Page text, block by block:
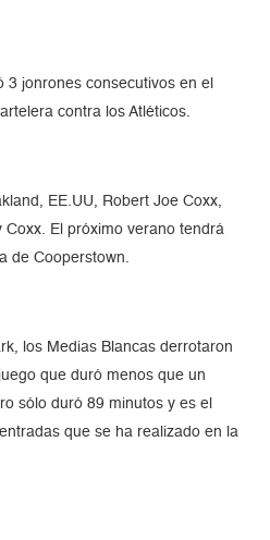
3 jonrones consecutivos en el
contra los Atléticos.
EE.UU, Robert Joe Coxx,
Coxx. El próximo verano tendrá
de Cooperstown.
los Medias Blancas derrotaron
que duró menos que un
sólo duró 89 minutos y es el
que se ha realizado en la